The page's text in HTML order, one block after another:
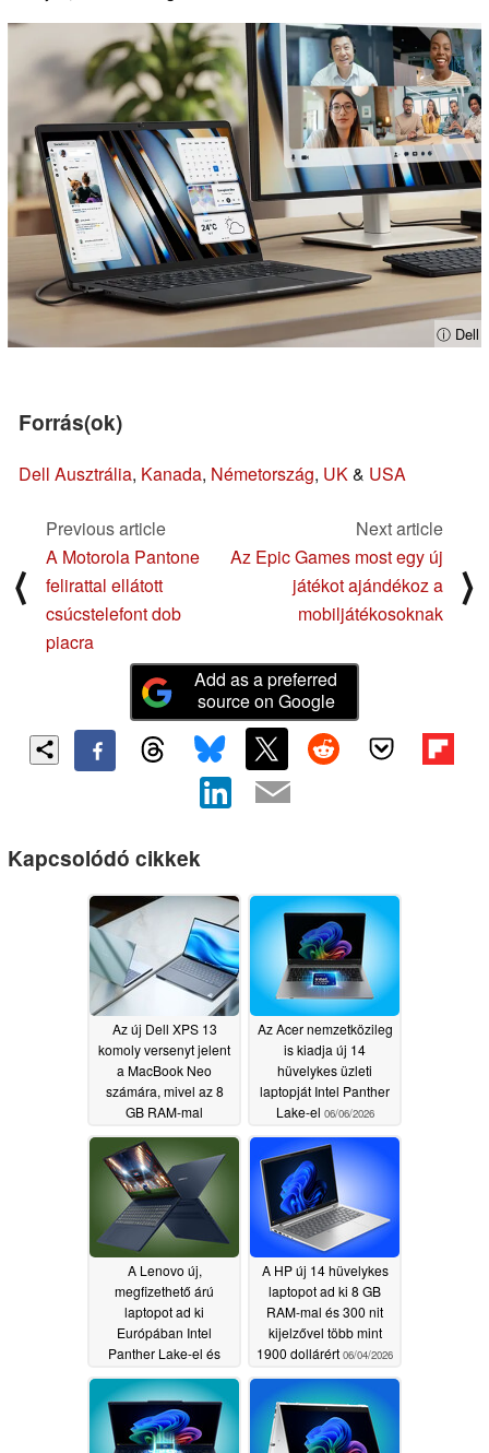
ⓘ Dell
Forrás(ok)
Dell Ausztrália, Kanada, Németország, UK& USA
⟨
Previous article
A Motorola Pantone
felirattal ellátott
csúcstelefont dob
piacra
Next article
Az Epic Games most egy új
játékot ajándékoz a
mobiljátékosoknak
⟩
Add as a preferred
source on Google
Kapcsolódó cikkek
Az új Dell XPS 13
komoly versenyt jelent
a MacBook Neo
számára, mivel az 8
GB RAM-mal
aggodalmak túlzottnak
tűnnek06/18/2026
Az Acer nemzetközileg
is kiadja új 14
hüvelykes üzleti
laptopját Intel Panther
Lake-el 06/06/2026
A Lenovo új,
megfizethető árú
laptopot ad ki
Európában Intel
Panther Lake-el és
akkumulátor-
üzemidővel06/04/2026
A HP új 14 hüvelykes
laptopot ad ki 8 GB
RAM-mal és 300 nit
kijelzővel több mint
1900 dollárért 06/04/2026